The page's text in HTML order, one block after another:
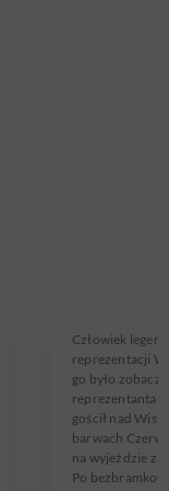
Człowiek
reprezentacji
go było
gościł nad
barwach
na wyjeździe z
Po